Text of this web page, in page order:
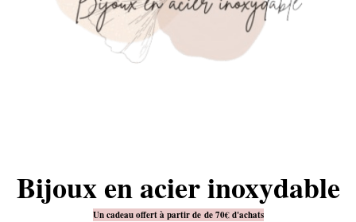
Bijoux en acier inoxydable
Un cadeau offert à partir de de 70€d'achats